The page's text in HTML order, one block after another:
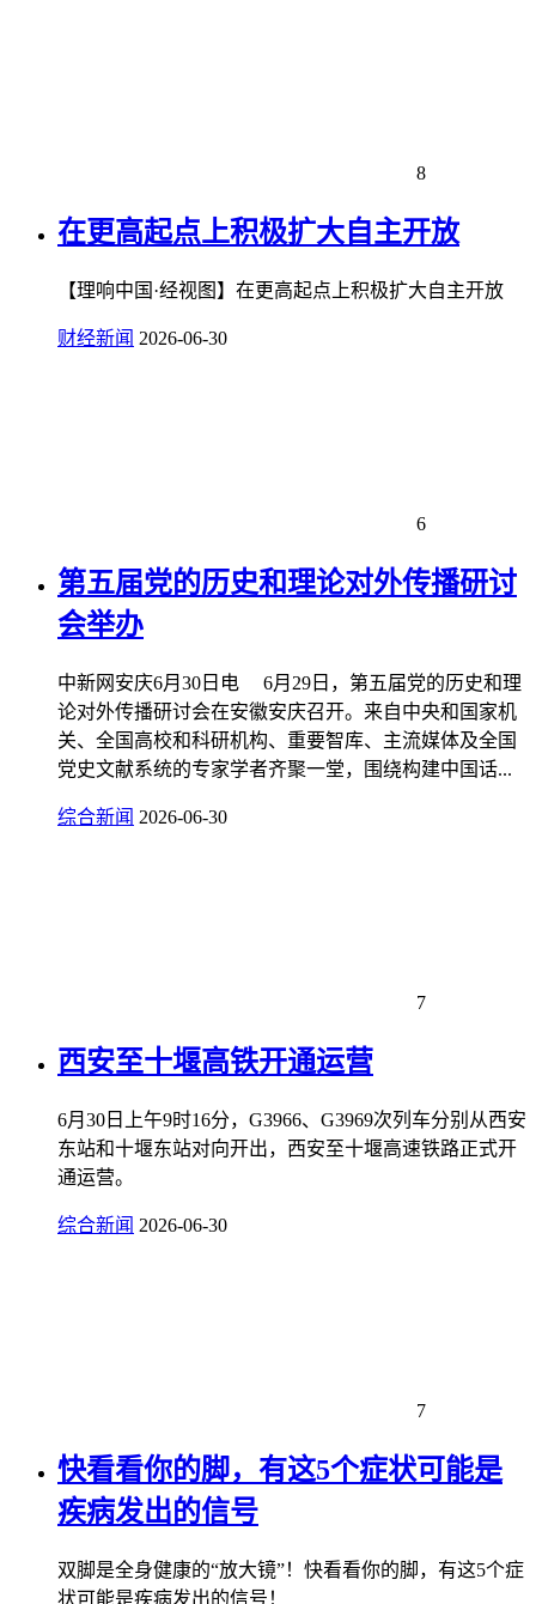
8
在更高起点上积极扩大自主开放
【理响中国·经视图】在更高起点上积极扩大自主开放
财经新闻 2026-06-30
6
第五届党的历史和理论对外传播研讨
会举办
中新网安庆6月30日电 6月29日，第五届党的历史和理
论对外传播研讨会在安徽安庆召开。来自中央和国家机
关、全国高校和科研机构、重要智库、主流媒体及全国
党史文献系统的专家学者齐聚一堂，围绕构建中国话...
综合新闻 2026-06-30
7
西安至十堰高铁开通运营
6月30日上午9时16分，G3966、G3969次列车分别从西安
东站和十堰东站对向开出，西安至十堰高速铁路正式开
通运营。
综合新闻 2026-06-30
7
快看看你的脚，有这5个症状可能是
疾病发出的信号
双脚是全身健康的“放大镜”！快看看你的脚，有这5个症
状可能是疾病发出的信号！